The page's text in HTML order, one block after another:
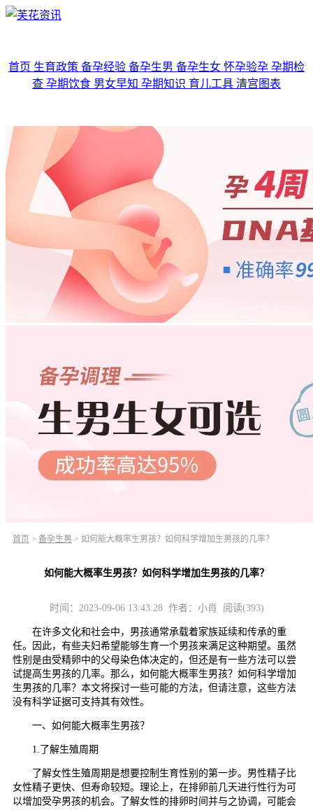
首页 生育政策 备孕经验 备孕生男 备孕生女 怀孕验孕 孕期检
查 孕期饮食 男女早知 孕期知识 育儿工具 清宫图表
首页 > 备孕生男 > 如何能大概率生男孩？如何科学增加生男孩的几率？
如何能大概率生男孩？如何科学增加生男孩的几率？
时间：2023-09-06 13:43:28 作者：小肖 阅读(393)
在许多文化和社会中，男孩通常承载着家族延续和传承的重
任。因此，有些夫妇希望能够生育一个男孩来满足这种期望。虽然
性别是由受精卵中的父母染色体决定的，但还是有一些方法可以尝
试提高生男孩的几率。那么，如何能大概率生男孩？如何科学增加
生男孩的几率？本文将探讨一些可能的方法，但请注意，这些方法
没有科学证据可支持其有效性。
一、如何能大概率生男孩？
1.了解生殖周期
了解女性生殖周期是想要控制生育性别的第一步。男性精子比
女性精子更快、但寿命较短。理论上，在排卵前几天进行性行为可
以增加受孕男孩的机会。了解女性的排卵时间并与之协调，可能会